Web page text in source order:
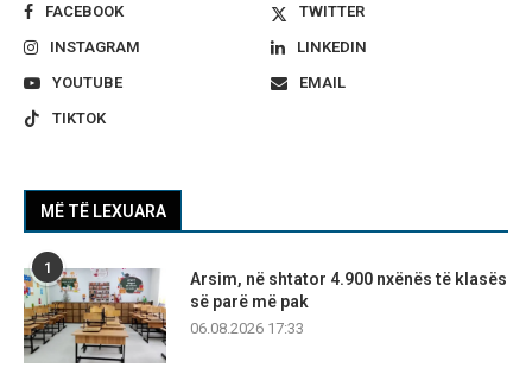
FACEBOOK
TWITTER
INSTAGRAM
LINKEDIN
YOUTUBE
EMAIL
TIKTOK
MË TË LEXUARA
1
Arsim, në shtator 4.900 nxënës të klasës
së parë më pak
06.08.2026 17:33